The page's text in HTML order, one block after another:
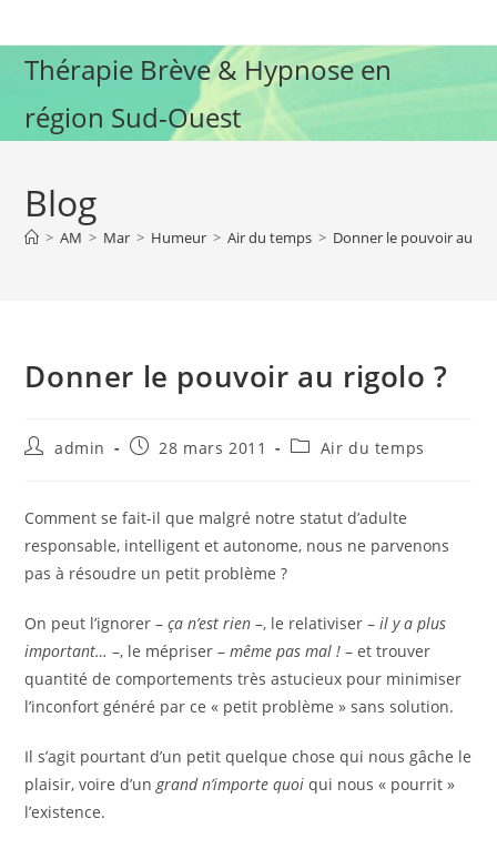
to
contentThérapie Brève & Hypnose en
région Sud-Ouest
Blog
> AM > Mar > Humeur > Air du temps > Donner le pouvoir au
Donner le pouvoir au rigolo ?
Auteur/autrice
publication :
admin
Publication
28 mars 2011
PostAir du temps
Comment se fait-il que malgré notre statut d’adulte
responsable, intelligent et autonome, nous ne parvenons
pas à résoudre un petit problème ?
On peut l’ignorer –ça n’est rien –, le relativiser –il y a plus
important… –, le mépriser –même pas mal !– et trouver
quantité de comportements très astucieux pour minimiser
l’inconfort généré par ce « petit problème » sans solution.
Il s’agit pourtant d’un petit quelque chose qui nous gâche le
plaisir, voire d’ungrand n’importe quoi qui nous « pourrit »
l’existence.